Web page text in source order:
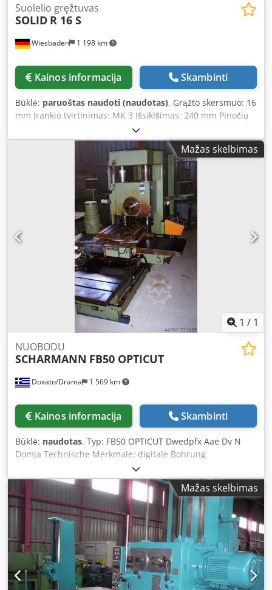
Wiesbaden 1 198 km
Suolelio gręžtuvas
SOLID R 16 S
Kainos informacija Skambinti
Būklė: paruoštas naudoti (naudotas), Grąžto skersmuo: 16
mm Įrankio tvirtinimas: MK 3 Išsikišimas: 240 mm Pinočių
eiga: 100 mm Veleno greitis reguliuojamas be pakopų per
polių perjungimą ir 2 grupes: 250–4000 aps./min. Variklis:
380 V, apie 1/1,3 kW Matmenys (apytiksliai): 2200 x 620 x
viso 1770 mm Dwedpfx Aozh H Nxoamea Svoris
(apytiksliai): 280 kg
Mažas skelbimas
1 / 1
Doxato/Drama 1 569 km
NUOBODU
SCHARMANN FB50 OPTICUT
Kainos informacija Skambinti
Būklė: naudotas, Typ: FB50 OPTICUT Dwedpfx Aae Dv N
Domja Technische Merkmale: digitale Bohrung
Mažas skelbimas